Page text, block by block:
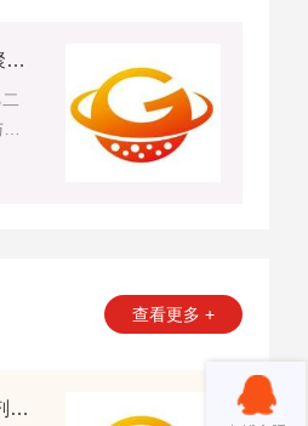
Rhodamine-PEG-PCL 罗丹明-聚乙二醇-聚己内酯的产品性能特点
查看更多 +